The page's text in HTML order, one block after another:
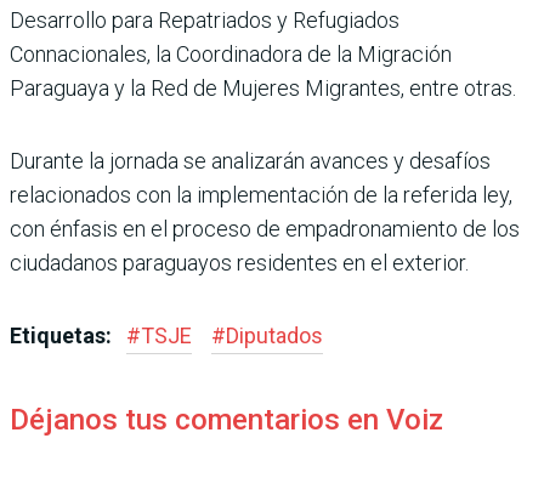
Desarrollo para Repatriados y Refugiados
Connacionales, la Coordinadora de la Migración
Paraguaya y la Red de Mujeres Migrantes, entre otras.
Durante la jornada se analizarán avances y desafíos
relacionados con la implementación de la referida ley,
con énfasis en el proceso de empadronamiento de los
ciudadanos paraguayos residentes en el exterior.
Etiquetas: #TSJE #Diputados
Déjanos tus comentarios en Voiz